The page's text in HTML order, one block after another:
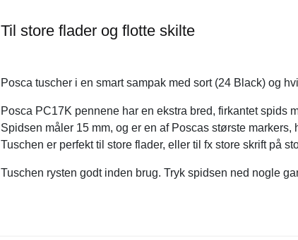
Til store flader og flotte skilte
Posca tuscher i en smart sampak med sort (24 Black) og
Posca PC17K pennene har en ekstra bred, firkantet spids
Spidsen måler 15 mm, og er en af Poscas største
Tuschen er perfekt til store flader, eller til fx store skrift på
Tuschen rysten godt inden brug. Tryk spidsen ned nogle